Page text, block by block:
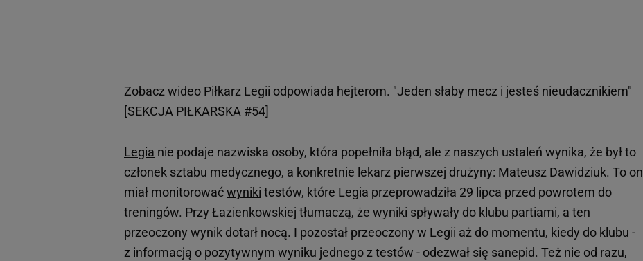
Zobacz wideo Piłkarz Legii odpowiada hejterom. "Jeden słaby mecz i jesteś nieudacznikiem"
[SEKCJA PIŁKARSKA #54]
Legia nie podaje nazwiska osoby, która popełniła błąd, ale z naszych ustaleń wynika, że był to
członek sztabu medycznego, a konkretnie lekarz pierwszej drużyny: Mateusz Dawidziuk. To on
miał monitorowaćwyniki testów, które Legia przeprowadziła 29 lipca przed powrotem do
treningów. Przy Łazienkowskiej tłumaczą, że wyniki spływały do klubu partiami, a ten
przeoczony wynik dotarł nocą. I pozostał przeoczony w Legii aż do momentu, kiedy do klubu -
z informacją o pozytywnym wyniku jednego z testów - odezwał się sanepid. Też nie od razu,